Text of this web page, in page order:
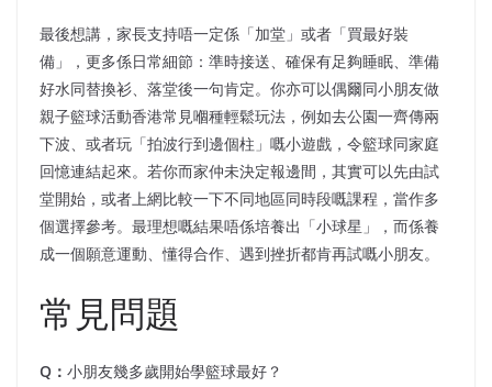
最後想講，家長支持唔一定係「加堂」或者「買最好裝
備」，更多係日常細節：準時接送、確保有足夠睡眠、準備
好水同替換衫、落堂後一句肯定。你亦可以偶爾同小朋友做
親子籃球活動香港常見嗰種輕鬆玩法，例如去公園一齊傳兩
下波、或者玩「拍波行到邊個柱」嘅小遊戲，令籃球同家庭
回憶連結起來。若你而家仲未決定報邊間，其實可以先由試
堂開始，或者上網比較一下不同地區同時段嘅課程，當作多
個選擇參考。最理想嘅結果唔係培養出「小球星」，而係養
成一個願意運動、懂得合作、遇到挫折都肯再試嘅小朋友。
常見問題
Q： 小朋友幾多歲開始學籃球最好？